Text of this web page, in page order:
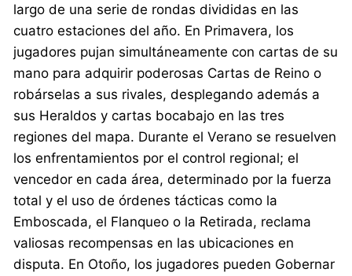
largo de una serie de rondas divididas en las
cuatro estaciones del año. En Primavera, los
jugadores pujan simultáneamente con cartas de su
mano para adquirir poderosas Cartas de Reino o
robárselas a sus rivales, desplegando además a
sus Heraldos y cartas bocabajo en las tres
regiones del mapa. Durante el Verano se resuelven
los enfrentamientos por el control regional; el
vencedor en cada área, determinado por la fuerza
total y el uso de órdenes tácticas como la
Emboscada, el Flanqueo o la Retirada, reclama
valiosas recompensas en las ubicaciones en
disputa. En Otoño, los jugadores pueden Gobernar